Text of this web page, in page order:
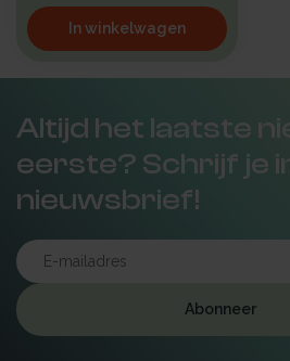
In winkelwagen
Altijd het laatste
eerste? Schrijf je
nieuwsbrief!
Abonneer